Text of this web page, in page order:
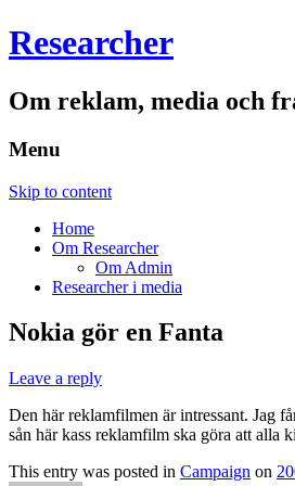
Researcher
Om reklam, media och
Menu
Skip to content
Home
Om Researcher
Om Admin
Researcher i media
Nokia gör en Fanta
Leave a reply
Den här reklamfilmen är intressant. Jag
sån här kass reklamfilm ska göra att alla
This entry was posted in Campaign on